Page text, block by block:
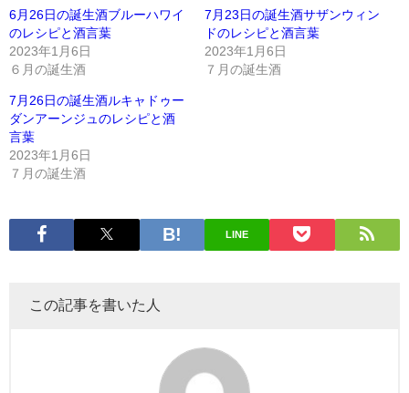
6月26日の誕生酒ブルーハワイ
のレシピと酒言葉
2023年1月6日
６月の誕生酒
7月23日の誕生酒サザンウィン
ドのレシピと酒言葉
2023年1月6日
７月の誕生酒
7月26日の誕生酒ルキャドゥー
ダンアーンジュのレシピと酒
言葉
2023年1月6日
７月の誕生酒
LINE
この記事を書いた人